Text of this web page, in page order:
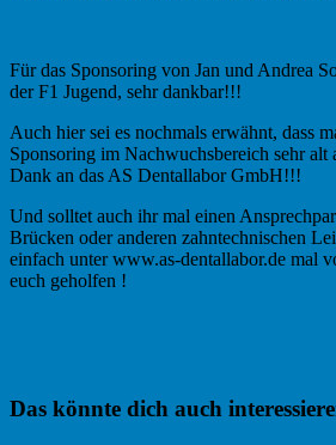
Für das Sponsoring von Jan und Andrea
der F1 Jugend, sehr dankbar!!!
Auch hier sei es nochmals erwähnt, dass
Sponsoring im Nachwuchsbereich sehr alt
Dank an das AS Dentallabor GmbH!!!
Und solltet auch ihr mal einen
Brücken oder anderen zahntechnischen
einfach unter www.as-dentallabor.de mal
euch geholfen !
Haupt-
Das könnte dich auch